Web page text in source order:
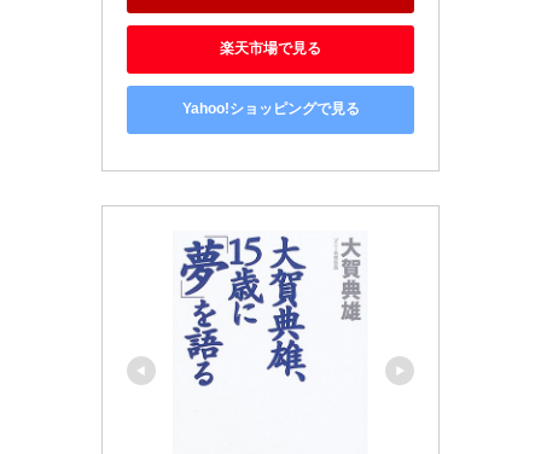
楽天市場で見る
Yahoo!ショッピングで見る